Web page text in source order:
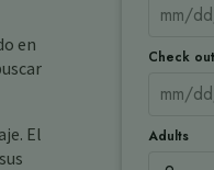
en
El
Check out
Adults